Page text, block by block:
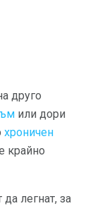
друго
или дори
хроничен
крайно
легнат, за